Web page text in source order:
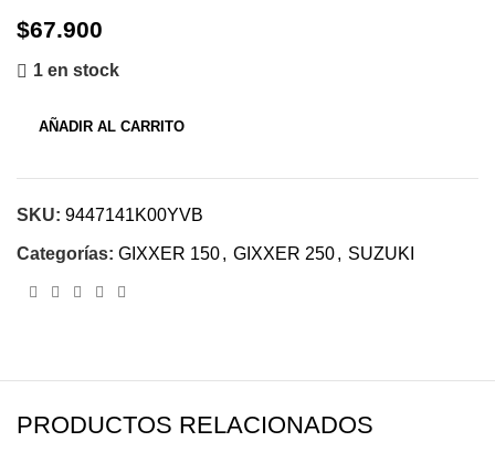
$67.900
1 en stock
AÑADIR AL CARRITO
SKU: 9447141K00YVB
Categorías: GIXXER 150, GIXXER 250, SUZUKI
PRODUCTOS RELACIONADOS